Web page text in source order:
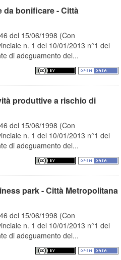
da bonificare - Città
del 15/06/1998 (Con
n. 1 del 10/01/2013 n°1 del
di adeguamento del...
produttive a rischio di
del 15/06/1998 (Con
n. 1 del 10/01/2013 n°1 del
di adeguamento del...
park - Città Metropolitana
del 15/06/1998 (Con
n. 1 del 10/01/2013 n°1 del
di adeguamento del...